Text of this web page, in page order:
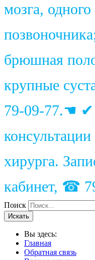
мозга, одного
брюшная
крупные
79-09-77.☚ ✔
консультации
хирурга.
кабинет, ☎
Поиск
Искать
Вы здесь:
Главная
Обратная связь